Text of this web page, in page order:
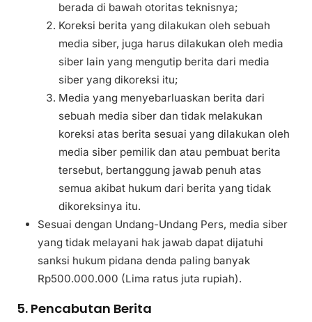
berada di bawah otoritas teknisnya;
Koreksi berita yang dilakukan oleh sebuah
media siber, juga harus dilakukan oleh media
siber lain yang mengutip berita dari media
siber yang dikoreksi itu;
Media yang menyebarluaskan berita dari
sebuah media siber dan tidak melakukan
koreksi atas berita sesuai yang dilakukan oleh
media siber pemilik dan atau pembuat berita
tersebut, bertanggung jawab penuh atas
semua akibat hukum dari berita yang tidak
dikoreksinya itu.
Sesuai dengan Undang-Undang Pers, media siber
yang tidak melayani hak jawab dapat dijatuhi
sanksi hukum pidana denda paling banyak
Rp500.000.000 (Lima ratus juta rupiah).
5. Pencabutan Berita